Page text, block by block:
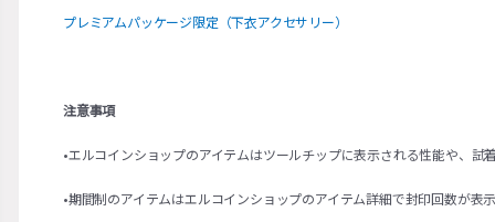
プレミアムパッケージ限定（下衣アクセサリー）
注意事項
•エルコインショップのアイテムはツールチップに表示される性能や、
•期間制のアイテムはエルコインショップのアイテム詳細で封印回数が